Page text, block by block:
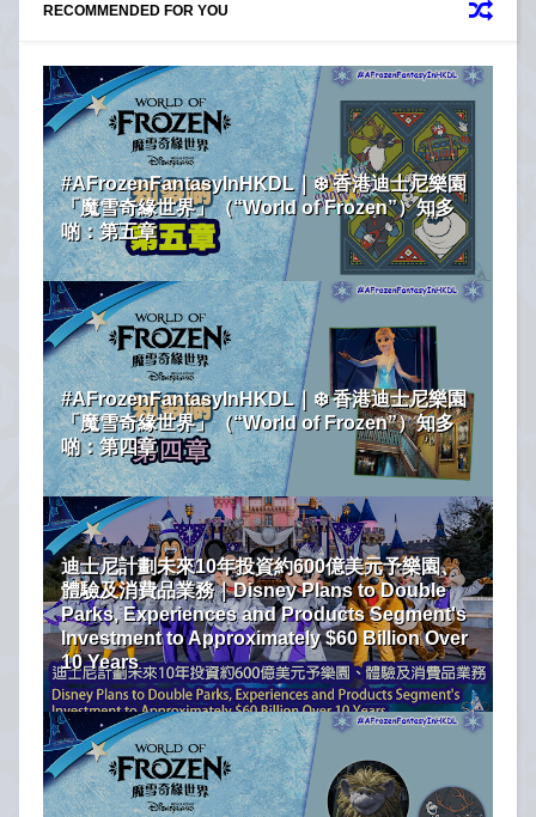
RECOMMENDED FOR YOU
#AFrozenFantasyInHKDL｜❄️ 香港迪士尼樂園
「魔雪奇緣世界」（“World of Frozen”）知多
啲：第五章
#AFrozenFantasyInHKDL｜❄️ 香港迪士尼樂園
「魔雪奇緣世界」（“World of Frozen”）知多
啲：第四章
迪士尼計劃未來10年投資約600億美元予樂園、
體驗及消費品業務｜Disney Plans to Double
Parks, Experiences and Products Segment's
Investment to Approximately $60 Billion Over
10 Years